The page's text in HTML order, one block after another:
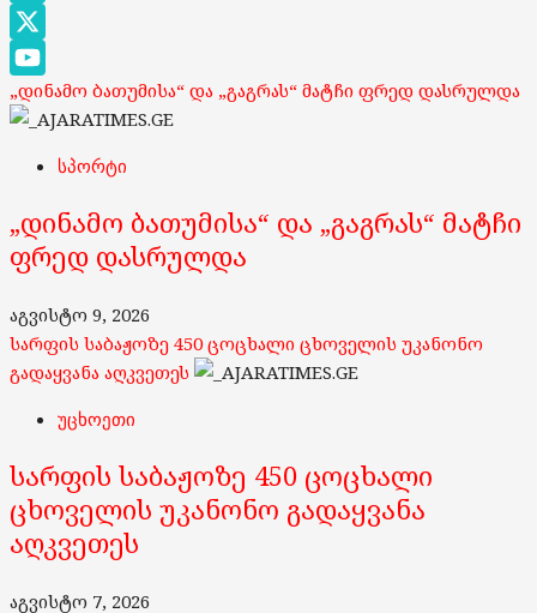
Google
Maps
X
YouTube
Channel
„დინამო ბათუმისა“ და „გაგრას“ მატჩი ფრედ დასრულდა
სპორტი
„დინამო ბათუმისა“ და „გაგრას“ მატჩი
ფრედ დასრულდა
აგვისტო 9, 2026
სარფის საბაჟოზე 450 ცოცხალი ცხოველის უკანონო
გადაყვანა აღკვეთეს
უცხოეთი
სარფის საბაჟოზე 450 ცოცხალი
ცხოველის უკანონო გადაყვანა
აღკვეთეს
აგვისტო 7, 2026